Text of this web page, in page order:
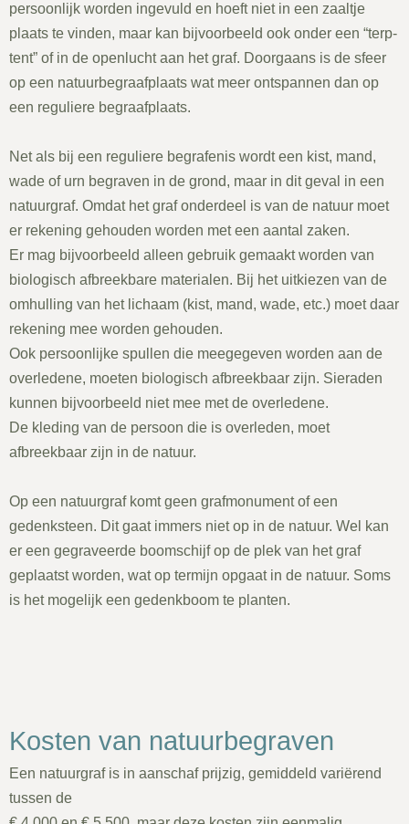
persoonlijk worden ingevuld en hoeft niet in een zaaltje
plaats te vinden, maar kan bijvoorbeeld ook onder een “terp-
tent” of in de openlucht aan het graf. Doorgaans is de sfeer
op een natuurbegraafplaats wat meer ontspannen dan op
een reguliere begraafplaats.
Net als bij een reguliere begrafenis wordt een kist, mand,
wade of urn begraven in de grond, maar in dit geval in een
natuurgraf. Omdat het graf onderdeel is van de natuur moet
er rekening gehouden worden met een aantal zaken.
Er mag bijvoorbeeld alleen gebruik gemaakt worden van
biologisch afbreekbare materialen. Bij het uitkiezen van de
omhulling van het lichaam (kist, mand, wade, etc.) moet daar
rekening mee worden gehouden.
Ook persoonlijke spullen die meegegeven worden aan de
overledene, moeten biologisch afbreekbaar zijn. Sieraden
kunnen bijvoorbeeld niet mee met de overledene.
De kleding van de persoon die is overleden, moet
afbreekbaar zijn in de natuur.
Op een natuurgraf komt geen grafmonument of een
gedenksteen. Dit gaat immers niet op in de natuur. Wel kan
er een gegraveerde boomschijf op de plek van het graf
geplaatst worden, wat op termijn opgaat in de natuur. Soms
is het mogelijk een gedenkboom te planten.
Kosten van natuurbegraven
Een natuurgraf is in aanschaf prijzig, gemiddeld variërend
tussen de